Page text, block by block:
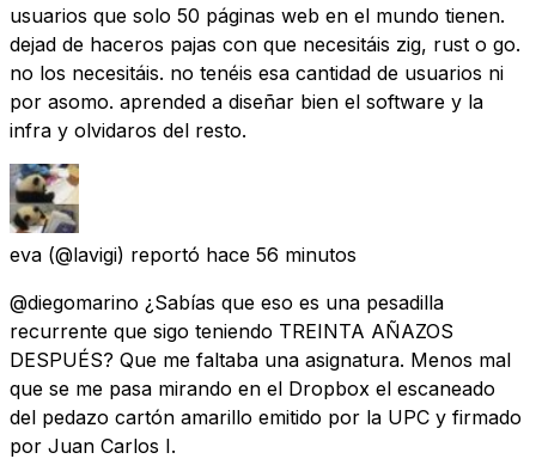
usuarios que solo 50 páginas web en el mundo tienen.
dejad de haceros pajas con que necesitáis zig, rust o go.
no los necesitáis. no tenéis esa cantidad de usuarios ni
por asomo. aprended a diseñar bien el software y la
infra y olvidaros del resto.
eva (@lavigi) reportó hace 56 minutos
@diegomarino ¿Sabías que eso es una pesadilla
recurrente que sigo teniendo TREINTA AÑAZOS
DESPUÉS? Que me faltaba una asignatura. Menos mal
que se me pasa mirando en el Dropbox el escaneado
del pedazo cartón amarillo emitido por la UPC y firmado
por Juan Carlos I.